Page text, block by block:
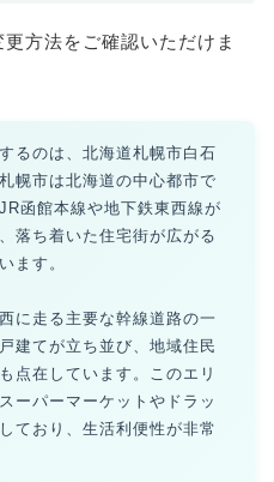
方法をご確認いただけま
るのは、北海道札幌市白石
幌市は北海道の中心都市で
函館本線や地下鉄東西線が
落ち着いた住宅街が広がる
ます。
に走る主要な幹線道路の一
建てが立ち並び、地域住民
点在しています。このエリ
ーパーマーケットやドラッ
ており、生活利便性が非常